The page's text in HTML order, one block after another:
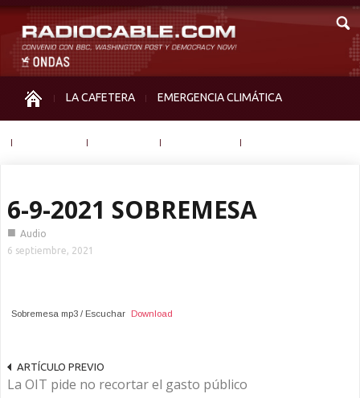
LA CAFETERA EMERGENCIA CLIMÁTICA
6-9-2021 SOBREMESA
■ Audio
6 septiembre, 2021
Sobremesa mp3 / Escuchar Download
ARTÍCULO PREVIO
La OIT pide no recortar el gasto público